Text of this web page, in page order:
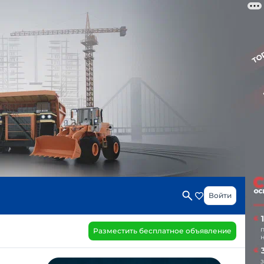
Войти
Разместить бесплатное объявление